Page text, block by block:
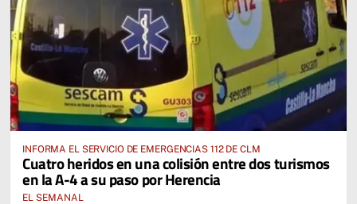
INFORMA EL SERVICIO DE EMERGENCIAS 112 DE CLM
Cuatro heridos en una colisión entre dos turismos
en la A-4 a su paso por Herencia
EL SEMANAL